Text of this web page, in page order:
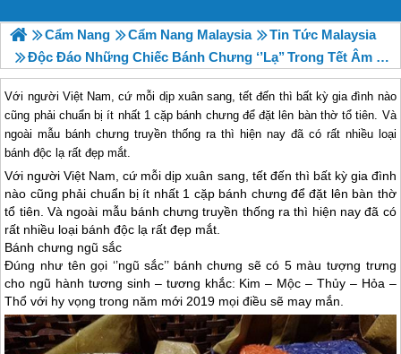
Cẩm Nang Cẩm Nang Malaysia
Tin Tức Malaysia
Độc Đáo Những Chiếc Bánh Chưng ‘’lạ’’ Trong Tết Âm Lịch 2019
Với người Việt Nam, cứ mỗi dịp xuân sang, tết đến thì bất kỳ gia đình nào
cũng phải chuẩn bị ít nhất 1 cặp bánh chưng để đặt lên bàn thờ tổ tiên. Và
ngoài mẫu bánh chưng truyền thống ra thì hiện nay đã có rất nhiều loại
bánh độc lạ rất đẹp mắt.
Với người Việt Nam, cứ mỗi dịp xuân sang, tết đến thì bất kỳ gia đình
nào cũng phải chuẩn bị ít nhất 1 cặp bánh chưng để đặt lên bàn thờ
tổ tiên. Và ngoài mẫu bánh chưng truyền thống ra thì hiện nay đã có
rất nhiều loại bánh độc lạ rất đẹp mắt.
Bánh chưng ngũ sắc
Đúng như tên gọi ‘’ngũ sắc’’ bánh chưng sẽ có 5 màu tượng trưng
cho ngũ hành tương sinh – tương khắc: Kim – Mộc – Thủy – Hỏa –
Thổ với hy vọng trong năm mới 2019 mọi điều sẽ may mắn.